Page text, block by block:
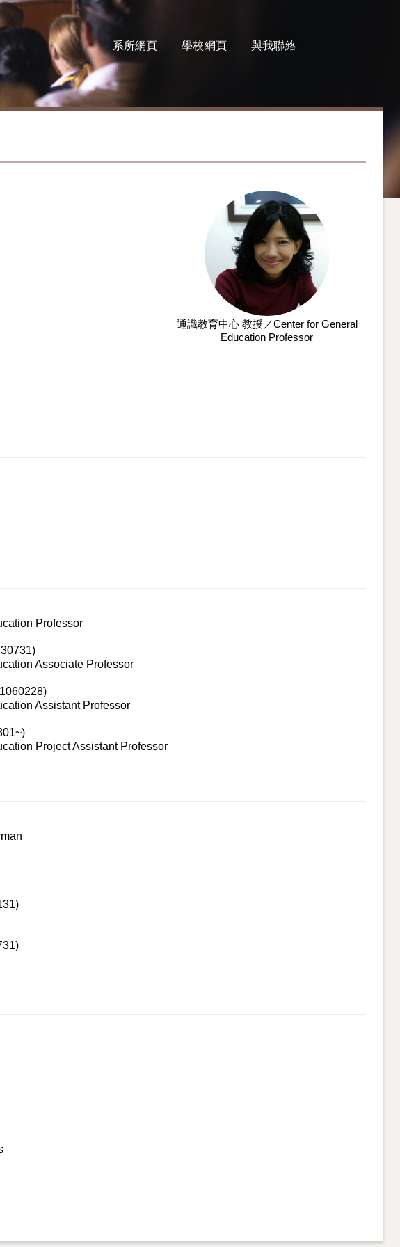
系所網頁 學校網頁 與我聯絡
通識教育中心 教授／Center for General
Education Professor
Professor
Associate Professor
Assistant Professor
Project Assistant Professor